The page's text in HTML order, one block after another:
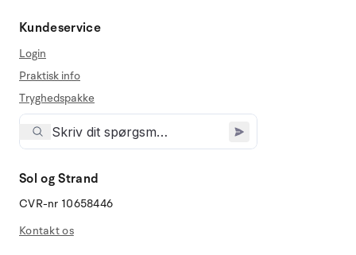
Kundeservice
Login
Praktisk info
Tryghedspakke
Sol og Strand
CVR-nr 10658446
Kontakt os